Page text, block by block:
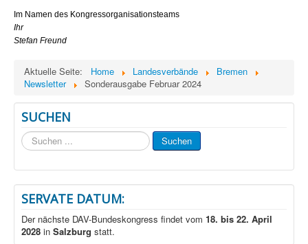
Im Namen des Kongressorganisationsteams
Ihr
Stefan Freund
Aktuelle Seite: Home Landesverbände
Bremen
Newsletter
Sonderausgabe Februar 2024
SUCHEN
Suchen
...
Suchen
SERVATE DATUM:
Der nächste DAV-Bundeskongress findet vom 18. bis 22. April
2028 in Salzburg statt.